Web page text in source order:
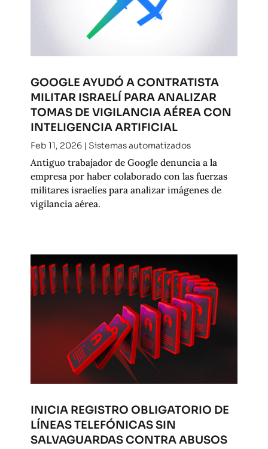
GOOGLE AYUDÓ A CONTRATISTA
MILITAR ISRAELÍ PARA ANALIZAR
TOMAS DE VIGILANCIA AÉREA CON
INTELIGENCIA ARTIFICIAL
Feb 11, 2026| Sistemas automatizados
Antiguo trabajador de Google denuncia a la
empresa por haber colaborado con las fuerzas
militares israelíes para analizar imágenes de
vigilancia aérea.
INICIA REGISTRO OBLIGATORIO DE
LÍNEAS TELEFÓNICAS SIN
SALVAGUARDAS CONTRA ABUSOS